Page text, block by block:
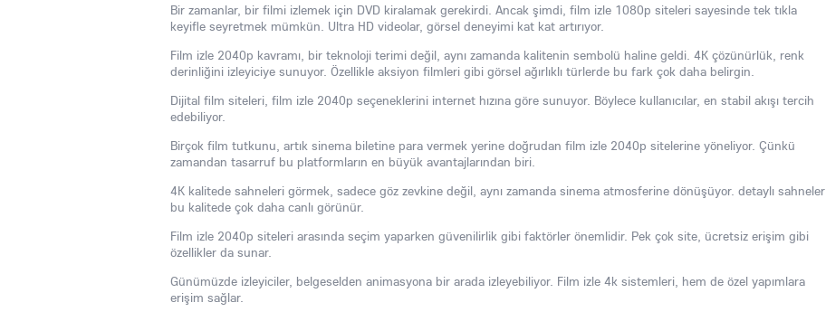
Bir zamanlar, bir filmi izlemek için DVD kiralamak gerekirdi. Ancak şimdi, film izle 1080p siteleri sayesinde tek tıkla
keyifle seyretmek mümkün. Ultra HD videolar, görsel deneyimi kat kat artırıyor.
Film izle 2040p kavramı, bir teknoloji terimi değil, aynı zamanda kalitenin sembolü haline geldi. 4K çözünürlük, renk
derinliğini izleyiciye sunuyor. Özellikle aksiyon filmleri gibi görsel ağırlıklı türlerde bu fark çok daha belirgin.
Dijital film siteleri, film izle 2040p seçeneklerini internet hızına göre sunuyor. Böylece kullanıcılar, en stabil akışı tercih
edebiliyor.
Birçok film tutkunu, artık sinema biletine para vermek yerine doğrudan film izle 2040p sitelerine yöneliyor. Çünkü
zamandan tasarruf bu platformların en büyük avantajlarından biri.
4K kalitede sahneleri görmek, sadece göz zevkine değil, aynı zamanda sinema atmosferine dönüşüyor. detaylı sahneler
bu kalitede çok daha canlı görünür.
Film izle 2040p siteleri arasında seçim yaparken güvenilirlik gibi faktörler önemlidir. Pek çok site, ücretsiz erişim gibi
özellikler da sunar.
Günümüzde izleyiciler, belgeselden animasyona bir arada izleyebiliyor. Film izle 4k sistemleri, hem de özel yapımlara
erişim sağlar.